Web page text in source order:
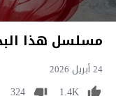
مسلسل هذا
24 أبريل 2026
1.4K
324